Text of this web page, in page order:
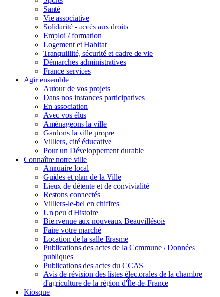
Santé
Vie associative
Solidarité - accès aux droits
Emploi / formation
Logement et Habitat
Tranquillité, sécurité et cadre de vie
Démarches administratives
France services
Agir ensemble
Autour de vos projets
Dans nos instances participatives
En association
Avec vos élus
Aménageons la ville
Gardons la ville propre
Villiers, cité éducative
Pour un Développement durable
Connaître notre ville
Annuaire local
Guides et plan de la Ville
Lieux de détente et de convivialité
Restons connectés
Villiers-le-bel en chiffres
Un peu d'Histoire
Bienvenue aux nouveaux Beauvillésois
Faire votre marché
Location de la salle Erasme
Publications des actes de la Commune / Données
publiques
Publications des actes du CCAS
Avis de révision des listes électorales de la chambre
d'agriculture de la région d'Île-de-France
Kiosque